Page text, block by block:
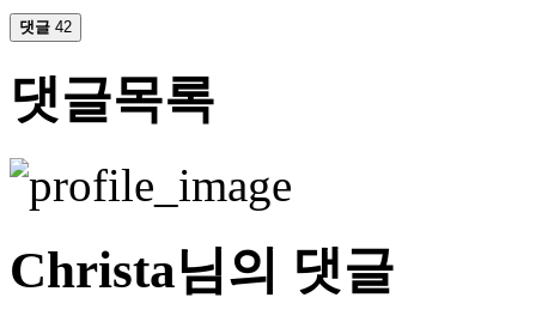
댓글 42
댓글목록
Christa님의 댓글